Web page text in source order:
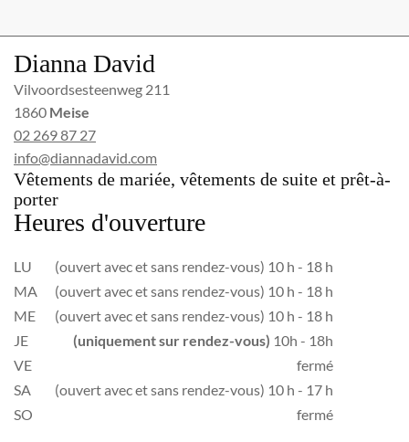
Dianna David
Vilvoordsesteenweg 211
1860 Meise
02 269 87 27
info@diannadavid.com
Vêtements de mariée, vêtements de suite et prêt-à-
porter
Heures d'ouverture
LU
(ouvert avec et sans rendez-vous) 10 h - 18 h
MA
(ouvert avec et sans rendez-vous) 10 h - 18 h
ME
(ouvert avec et sans rendez-vous) 10 h - 18 h
JE
(uniquement sur rendez-vous) 10h - 18h
VE
fermé
SA
(ouvert avec et sans rendez-vous) 10 h - 17 h
SO
fermé